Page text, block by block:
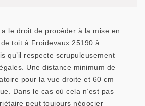
le droit de procéder à la mise en
toit à Froidevaux 25190 à
qu’il respecte scrupuleusement
Une distance minimum de
pour la vue droite et 60 cm
Dans le cas où cela n’est pas
peut toujours négocier